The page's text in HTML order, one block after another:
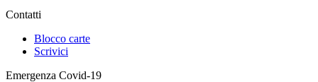
Contatti
Blocco carte
Scrivici
Emergenza Covid-19